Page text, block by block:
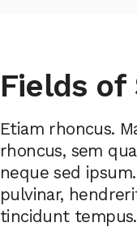
Fields of
Etiam rhoncus.
rhoncus, sem
neque sed
pulvinar,
tincidunt